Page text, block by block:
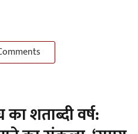
शताब्दी वर्ष: